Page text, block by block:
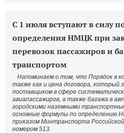
C 1 июля вступают в силу
определения НМЦК при
перевозок пассажиров и
транспортом
Напоминаем о том, что Порядок в
также как и цена договора, который
поставщиком в сфере
авиапассажиров, а также багажа в
городскими наземными
основные формулы по определению
приказом Минтранспорта
номером 513.